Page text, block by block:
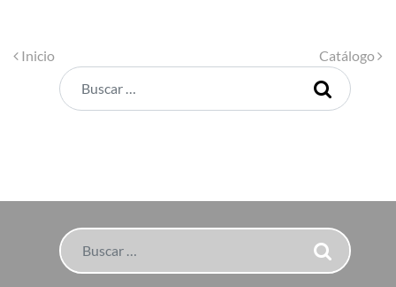
Navegación de entradas
Inicio
Catálogo
Buscar
Buscar